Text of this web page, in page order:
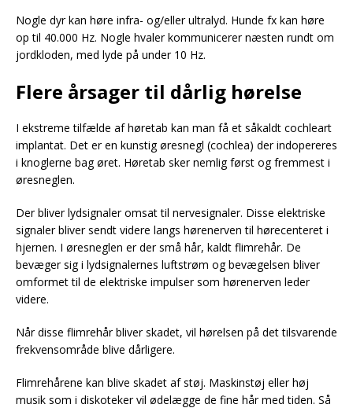
Nogle dyr kan høre infra- og/eller ultralyd. Hunde fx kan høre
op til 40.000 Hz. Nogle hvaler kommunicerer næsten rundt om
jordkloden, med lyde på under 10 Hz.
Flere årsager til dårlig hørelse
I ekstreme tilfælde af høretab kan man få et såkaldt cochleart
implantat. Det er en kunstig øresnegl (cochlea) der indopereres
i knoglerne bag øret. Høretab sker nemlig først og fremmest i
øresneglen.
Der bliver lydsignaler omsat til nervesignaler. Disse elektriske
signaler bliver sendt videre langs hørenerven til hørecenteret i
hjernen. I øresneglen er der små hår, kaldt flimrehår. De
bevæger sig i lydsignalernes luftstrøm og bevægelsen bliver
omformet til de elektriske impulser som hørenerven leder
videre.
Når disse flimrehår bliver skadet, vil hørelsen på det tilsvarende
frekvensområde blive dårligere.
Flimrehårene kan blive skadet af støj. Maskinstøj eller høj
musik som i diskoteker vil ødelægge de fine hår med tiden. Så